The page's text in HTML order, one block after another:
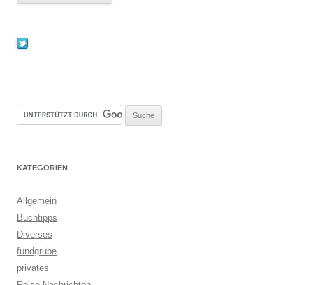
KATEGORIEN
Allgemein
Buchtipps
Diverses
fundgrube
privates